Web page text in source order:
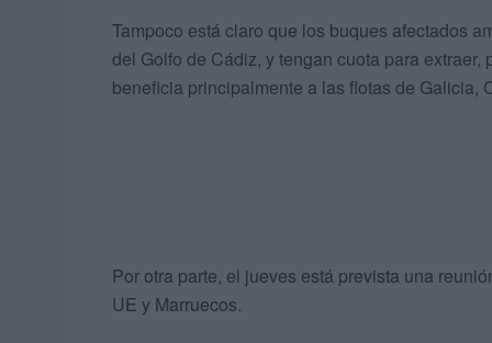
Tampoco está claro que los buques afectados
del Golfo de Cádiz, y tengan cuota para
beneficia principalmente a las flotas de Galicia,
Por otra parte, el jueves está prevista una
UE y Marruecos.